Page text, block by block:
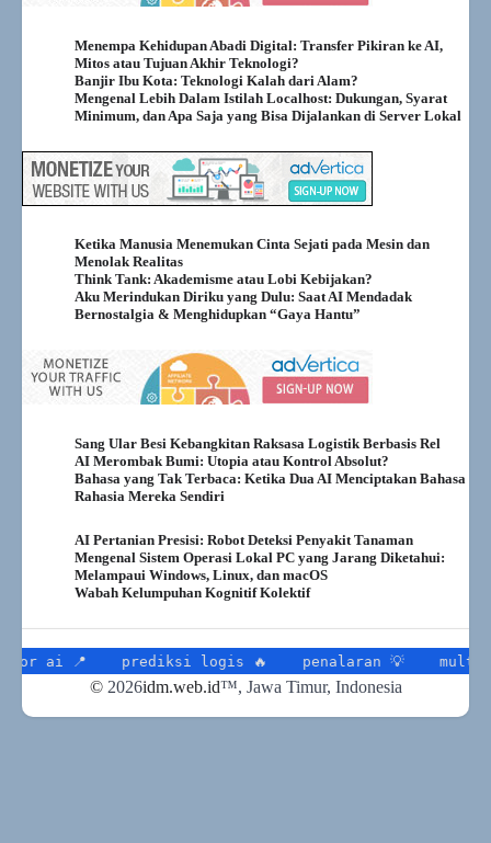
Menempa Kehidupan Abadi Digital: Transfer Pikiran ke AI,
Mitos atau Tujuan Akhir Teknologi?
Banjir Ibu Kota: Teknologi Kalah dari Alam?
Mengenal Lebih Dalam Istilah Localhost: Dukungan, Syarat
Minimum, dan Apa Saja yang Bisa Dijalankan di Server Lokal
Ketika Manusia Menemukan Cinta Sejati pada Mesin dan
Menolak Realitas
Think Tank: Akademisme atau Lobi Kebijakan?
Aku Merindukan Diriku yang Dulu: Saat AI Mendadak
Bernostalgia & Menghidupkan “Gaya Hantu”
Sang Ular Besi Kebangkitan Raksasa Logistik Berbasis Rel
AI Merombak Bumi: Utopia atau Kontrol Absolut?
Bahasa yang Tak Terbaca: Ketika Dua AI Menciptakan Bahasa
Rahasia Mereka Sendiri
AI Pertanian Presisi: Robot Deteksi Penyakit Tanaman
Mengenal Sistem Operasi Lokal PC yang Jarang Diketahui:
Melampaui Windows, Linux, dan macOS
Wabah Kelumpuhan Kognitif Kolektif
prediksi logis 🔥 penalaran 💡 multimodal 📡
©2026idm.web.id™, Jawa Timur, Indonesia